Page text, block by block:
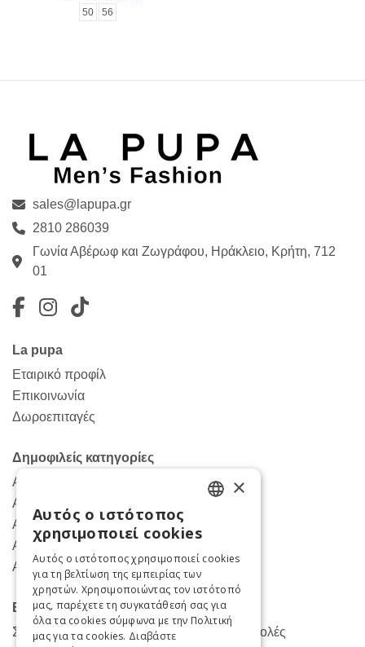
50 56
sales@lapupa.gr
2810 286039
Γωνία Αβέρωφ και Ζωγράφου, Ηράκλειο, Κρήτη, 712
01
La pupa
Εταιρικό προφίλ
Επικοινωνία
Δωροεπιταγές
Δημοφιλείς κατηγορίες
Ανδρικά παντελόνια
Ανδρικα πουκάμισα
Ανδρικά πανωφόρια
Ανδρικά κοστούμια
Ανδρικές μπλούζες
Βοήθεια
Συχνές Ερωτήσεις για Παραγγελίες- Αποστολές
GREEK
×
Αυτός ο ιστότοπος
χρησιμοποιεί cookies
Αυτός ο ιστότοπος χρησιμοποιεί cookies
για τη βελτίωση της εμπειρίας των
χρηστών. Χρησιμοποιώντας τον ιστότοπό
μας, παρέχετε τη συγκατάθεσή σας για
όλα τα cookies σύμφωνα με την Πολιτική
μας για τα cookies. Διαβάστε